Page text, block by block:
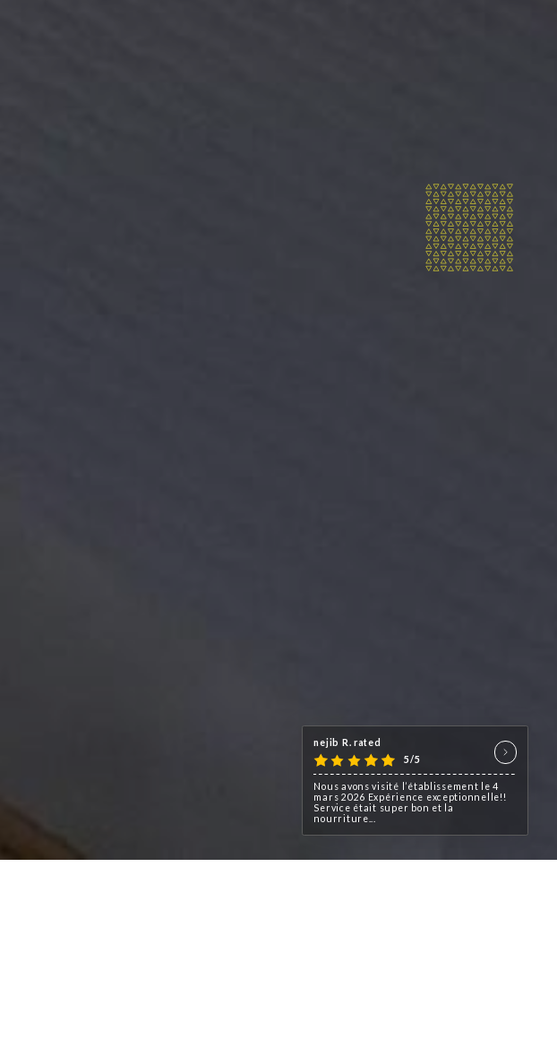
nejib R. rated
5/5
Nous avons visité l’établissement le 4
mars 2026 Expérience exceptionnelle!!
Service était super bon et la
nourriture...